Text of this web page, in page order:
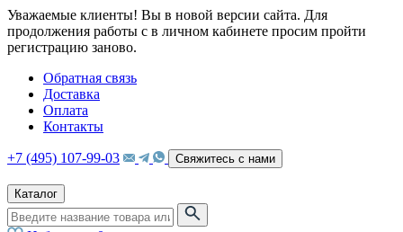
Уважаемые клиенты! Вы в новой версии сайта. Для
продолжения работы с в личном кабинете просим пройти
регистрацию заново.
Обратная связь
Доставка
Оплата
Контакты
+7 (495) 107-99-03 Свяжитесь с нами
Каталог